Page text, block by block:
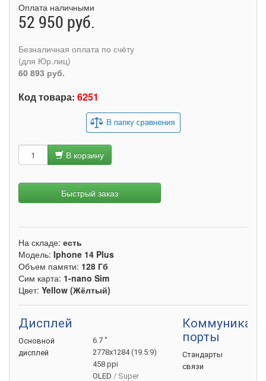
Оплата наличными
52 950 руб.
Безналичная оплата по счёту
(для Юр.лиц)
60 893 руб.
Код товара: 6251
В корзину
Быстрый заказ
На складе: есть
Модель: Iphone 14 Plus
Объем памяти: 128 Гб
Сим карта: 1-nano Sim
Цвет: Yellow (Жёлтый)
Дисплей
Основной
дисплей
6.7 "
2778x1284 (19.5:9)
458 ppi
OLED / Super
порты
Стандарты
связи